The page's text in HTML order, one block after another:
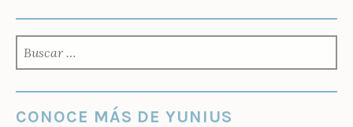
CONOCE MÁS DE YUNIUS